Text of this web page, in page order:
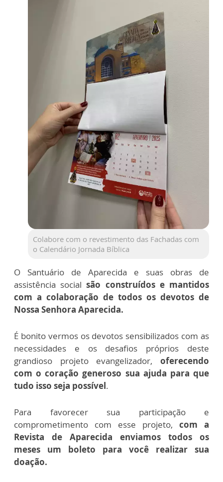
Colabore com o revestimento das Fachadas com
o Calendário Jornada Bíblica
O Santuário de Aparecida e suas obras de
assistência socialsão construídos e mantidos
com a colaboração de todos os devotos de
Nossa Senhora Aparecida.
É bonito vermos os devotos sensibilizados com as
necessidades e os desafios próprios deste
grandioso projeto evangelizador, oferecendo
com o coração generoso sua ajuda para que
tudo isso seja possível.
Para favorecer sua participação e
comprometimento com esse projeto, com a
Revista de Aparecida enviamos todos os
meses um boleto para você realizar sua
doação.